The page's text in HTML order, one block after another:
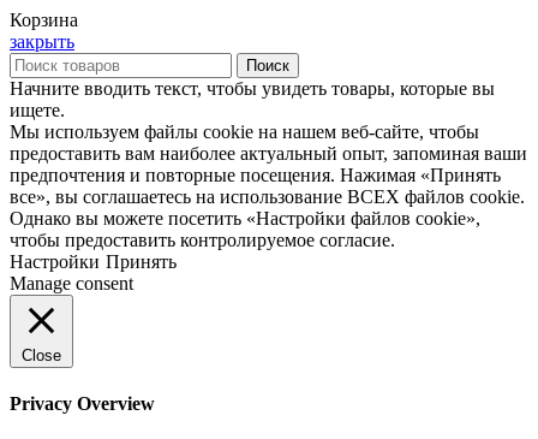
Корзина
закрыть
Поиск
Начните вводить текст, чтобы увидеть товары, которые вы
ищете.
Мы используем файлы cookie на нашем веб-сайте, чтобы
предоставить вам наиболее актуальный опыт, запоминая ваши
предпочтения и повторные посещения. Нажимая «Принять
все», вы соглашаетесь на использование ВСЕХ файлов cookie.
Однако вы можете посетить «Настройки файлов cookie»,
чтобы предоставить контролируемое согласие.
Настройки Принять
Manage consent
Close
Privacy Overview